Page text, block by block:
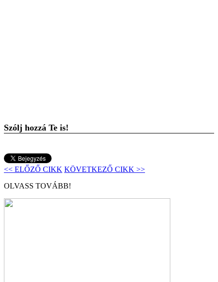
Szólj hozzá Te is!
<< ELŐZŐ CIKK KÖVETKEZŐ CIKK >>
OLVASS TOVÁBB!